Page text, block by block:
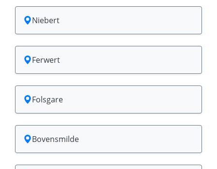
Niebert
Ferwert
Folsgare
Bovensmilde